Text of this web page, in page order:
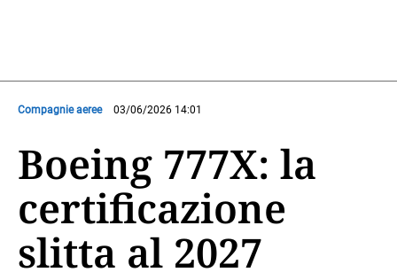
Compagnie aeree 03/06/2026 14:01
Boeing 777X: la
certificazione
slitta al 2027